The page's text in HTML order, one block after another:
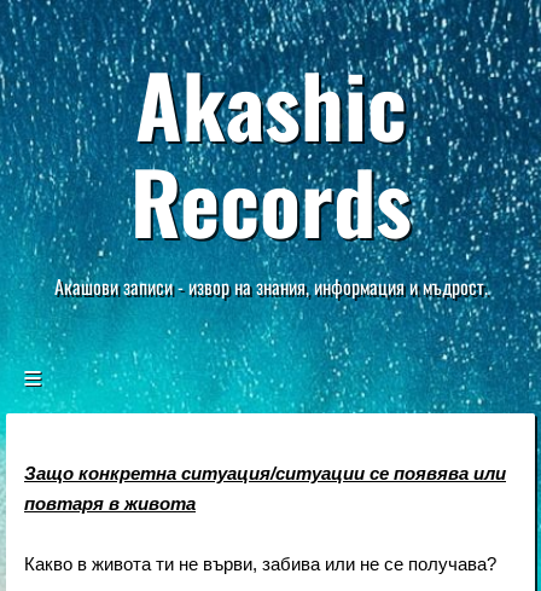
Akashic
Records
Акашови записи - извор на знания, информация и мъдрост.
Защо конкретна ситуация/ситуации се появява или
повтаря в живота
Какво в живота ти не върви, забива или не се получава?